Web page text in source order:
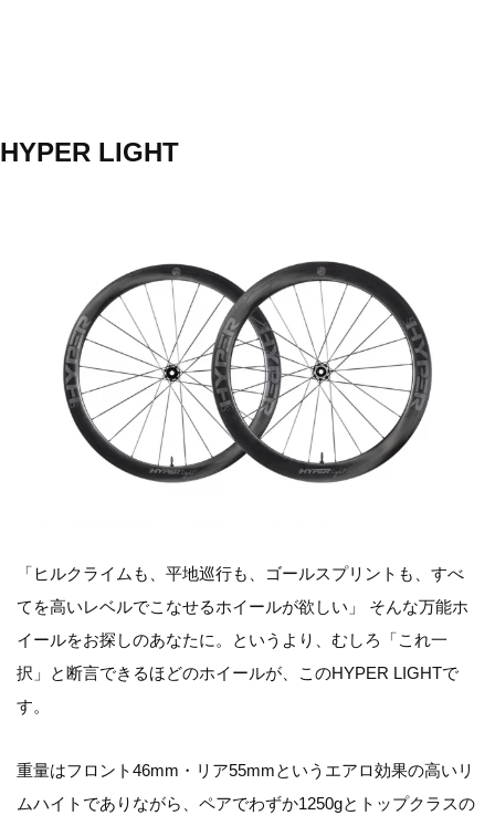
HYPER LIGHT
「ヒルクライムも、平地巡行も、ゴールスプリントも、すべ
てを高いレベルでこなせるホイールが欲しい」 そんな万能ホ
イールをお探しのあなたに。というより、むしろ「これ一
択」と断言できるほどのホイールが、このHYPER LIGHTで
す。
重量はフロント46mm・リア55mmというエアロ効果の高いリ
ムハイトでありながら、ペアでわずか1250gとトップクラスの